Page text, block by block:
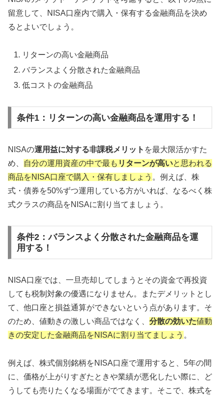
留意して、NISA口座内で購入・保有する金融商品を決め
るとよいでしょう。
リターンの高い金融商品
バランスよく分散された金融商品
低コストの金融商品
条件1：リターンの高い金融商品を運用する！
NISAの運用益に対する非課税メリット を最大限活かすた
め、
自分の運用資産の中で最も リターンが高いと思われる
商品をNISA口座で購入・保有しましょう 。例えば、株
式・債券を50%ずつ運用している方がいれば、なるべく株
式クラスの商品をNISAに割り当てましょう。
条件2：バランスよく分散された金融商品を運
用する！
NISA口座では、一旦売却してしまうとその資金で再投資
しても税制対象の優遇になりません。またデメリットとし
て、他口座と損益通算ができないという点があります。そ
のため、値動きの激しい商品ではなく、 分散の効いた値動
きの安定した金融商品をNISAに割り当てましょう 。
例えば、株式個別銘柄をNISA口座で運用すると、5年の間
に、価格が上がりすぎたときや業績が悪化したい際に、ど
うしても売りたくなる場面がでてきます。そこで、株式を